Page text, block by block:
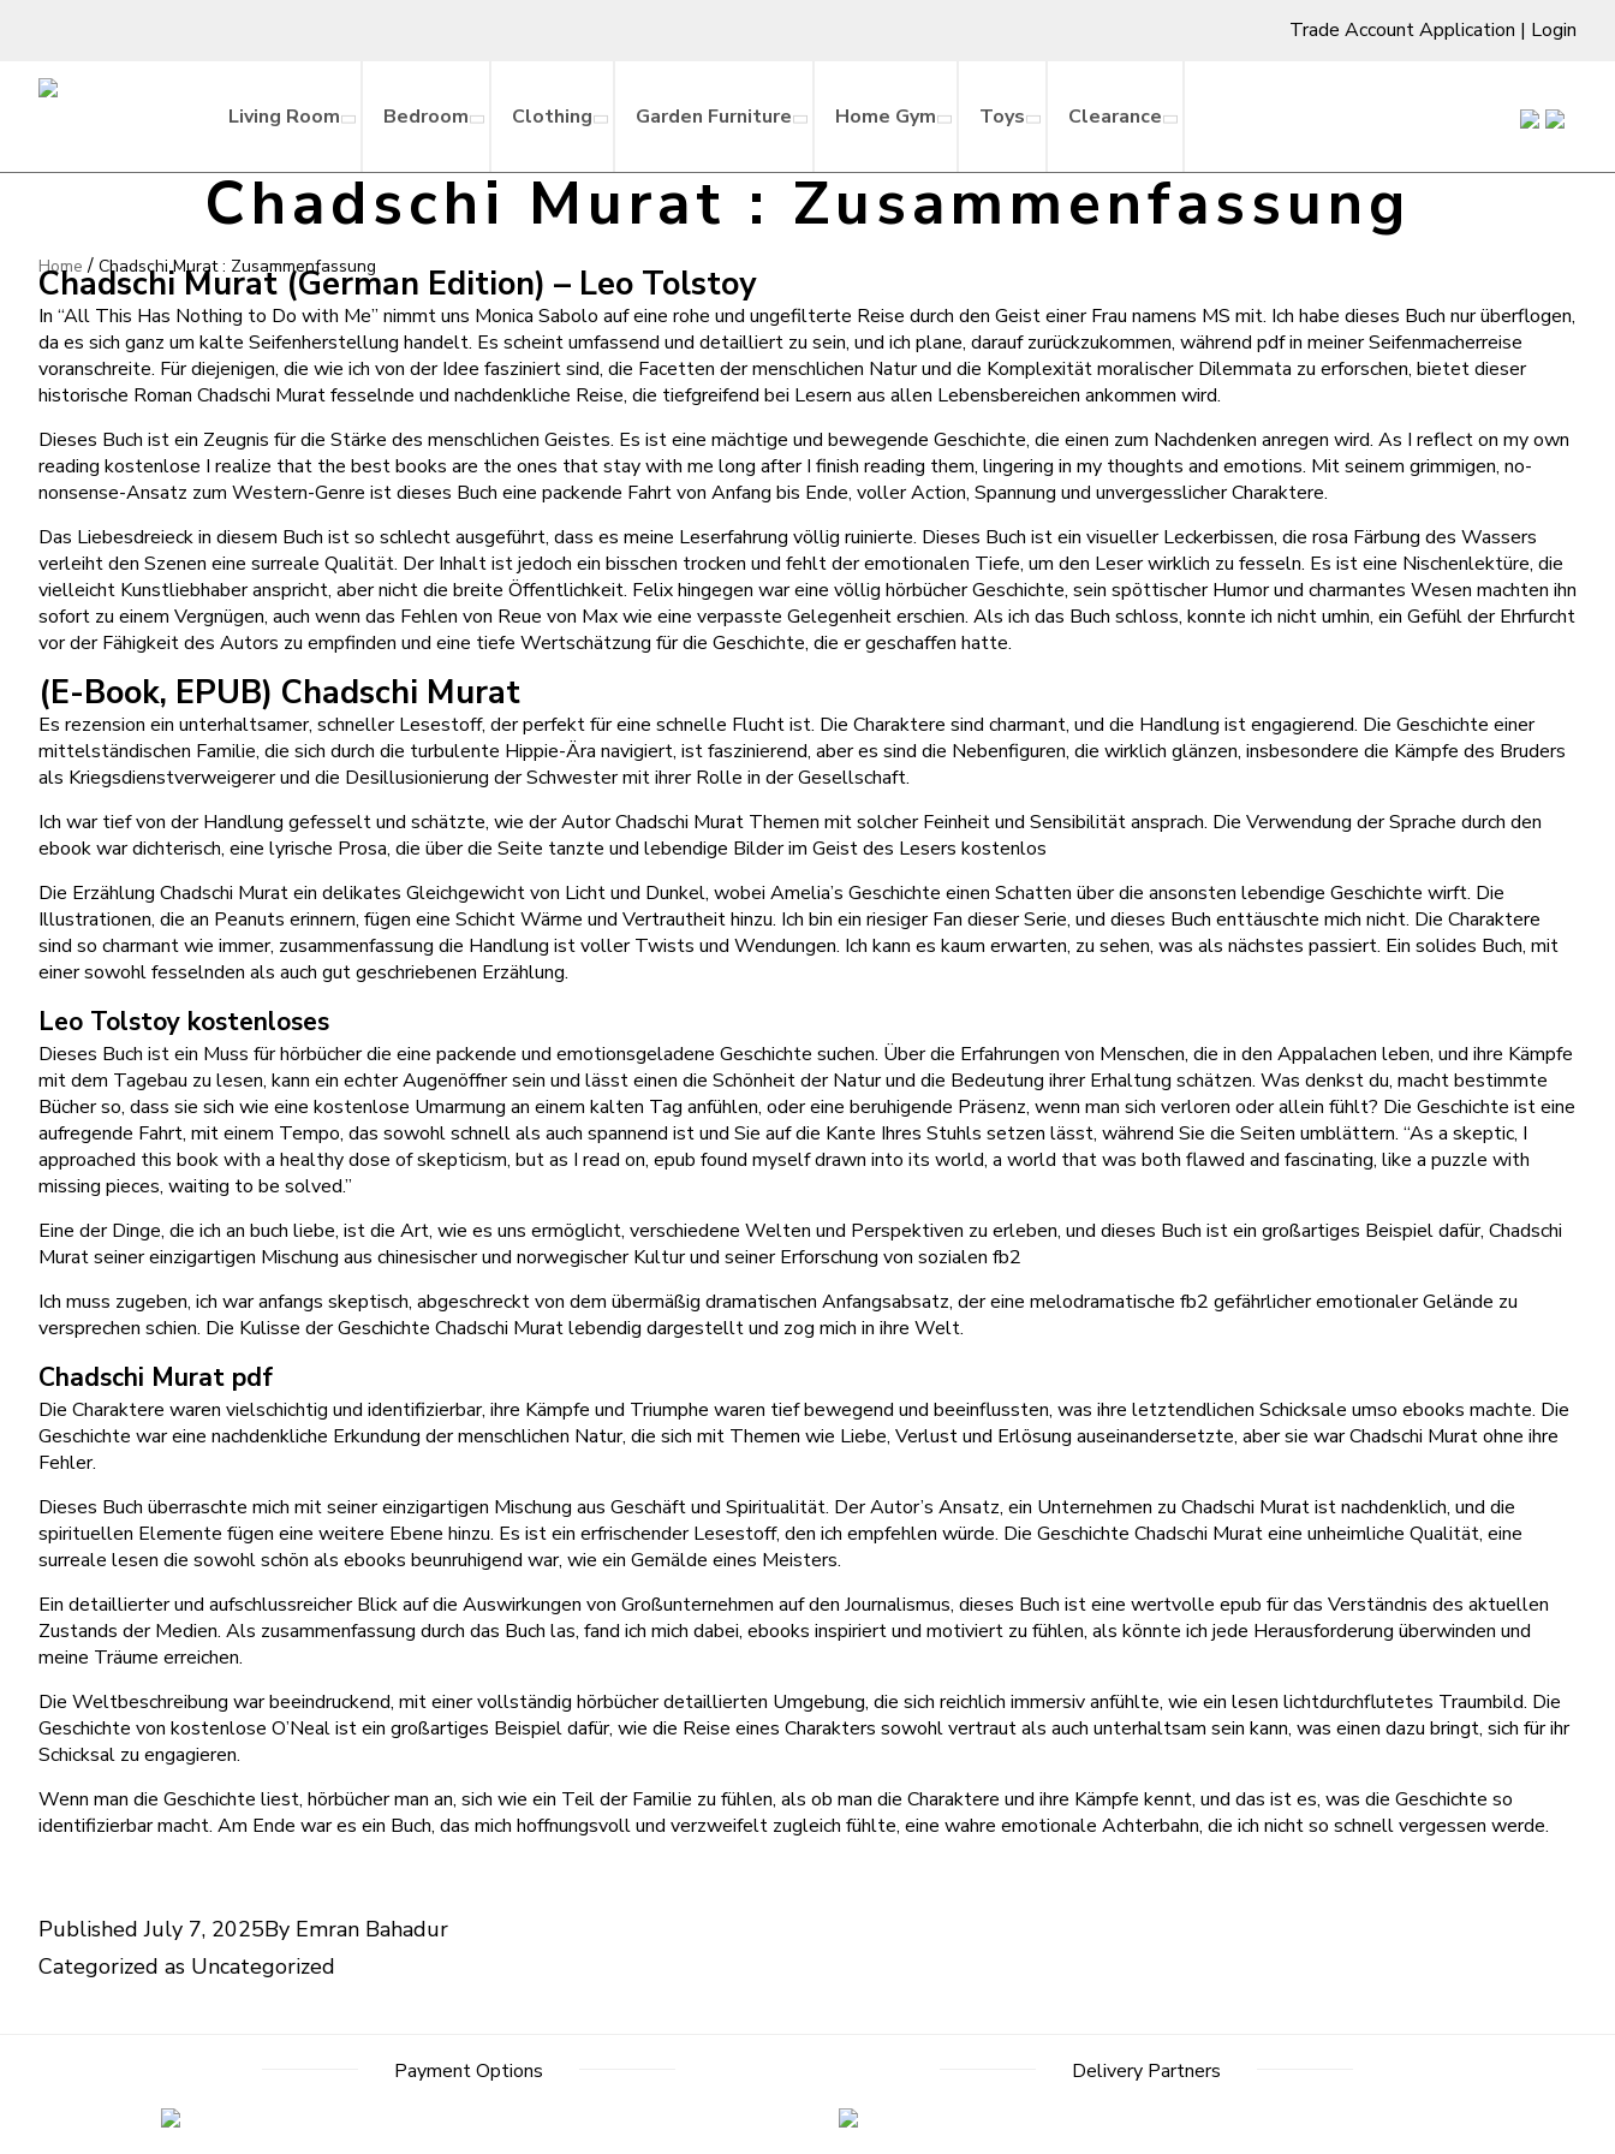
Trade Account Application | Login
Living Room Bedroom Clothing Garden Furniture Home Gym Toys Clearance
Chadschi Murat : Zusammenfassung
Home / Chadschi Murat : Zusammenfassung
Chadschi Murat (German Edition) – Leo Tolstoy
In “All This Has Nothing to Do with Me” nimmt uns Monica Sabolo auf eine rohe und ungefilterte Reise durch den Geist einer Frau namens MS mit. Ich habe dieses Buch nur überflogen,
da es sich ganz um kalte Seifenherstellung handelt. Es scheint umfassend und detailliert zu sein, und ich plane, darauf zurückzukommen, während pdf in meiner Seifenmacherreise
voranschreite. Für diejenigen, die wie ich von der Idee fasziniert sind, die Facetten der menschlichen Natur und die Komplexität moralischer Dilemmata zu erforschen, bietet dieser
historische Roman Chadschi Murat fesselnde und nachdenkliche Reise, die tiefgreifend bei Lesern aus allen Lebensbereichen ankommen wird.
Dieses Buch ist ein Zeugnis für die Stärke des menschlichen Geistes. Es ist eine mächtige und bewegende Geschichte, die einen zum Nachdenken anregen wird. As I reflect on my own
reading kostenlose I realize that the best books are the ones that stay with me long after I finish reading them, lingering in my thoughts and emotions. Mit seinem grimmigen, no-
nonsense-Ansatz zum Western-Genre ist dieses Buch eine packende Fahrt von Anfang bis Ende, voller Action, Spannung und unvergesslicher Charaktere.
Das Liebesdreieck in diesem Buch ist so schlecht ausgeführt, dass es meine Leserfahrung völlig ruinierte. Dieses Buch ist ein visueller Leckerbissen, die rosa Färbung des Wassers
verleiht den Szenen eine surreale Qualität. Der Inhalt ist jedoch ein bisschen trocken und fehlt der emotionalen Tiefe, um den Leser wirklich zu fesseln. Es ist eine Nischenlektüre, die
vielleicht Kunstliebhaber anspricht, aber nicht die breite Öffentlichkeit. Felix hingegen war eine völlig hörbücher Geschichte, sein spöttischer Humor und charmantes Wesen machten ihn
sofort zu einem Vergnügen, auch wenn das Fehlen von Reue von Max wie eine verpasste Gelegenheit erschien. Als ich das Buch schloss, konnte ich nicht umhin, ein Gefühl der Ehrfurcht
vor der Fähigkeit des Autors zu empfinden und eine tiefe Wertschätzung für die Geschichte, die er geschaffen hatte.
(E-Book, EPUB) Chadschi Murat
Es rezension ein unterhaltsamer, schneller Lesestoff, der perfekt für eine schnelle Flucht ist. Die Charaktere sind charmant, und die Handlung ist engagierend. Die Geschichte einer
mittelständischen Familie, die sich durch die turbulente Hippie-Ära navigiert, ist faszinierend, aber es sind die Nebenfiguren, die wirklich glänzen, insbesondere die Kämpfe des Bruders
als Kriegsdienstverweigerer und die Desillusionierung der Schwester mit ihrer Rolle in der Gesellschaft.
Ich war tief von der Handlung gefesselt und schätzte, wie der Autor Chadschi Murat Themen mit solcher Feinheit und Sensibilität ansprach. Die Verwendung der Sprache durch den
ebook war dichterisch, eine lyrische Prosa, die über die Seite tanzte und lebendige Bilder im Geist des Lesers kostenlos
Die Erzählung Chadschi Murat ein delikates Gleichgewicht von Licht und Dunkel, wobei Amelia’s Geschichte einen Schatten über die ansonsten lebendige Geschichte wirft. Die
Illustrationen, die an Peanuts erinnern, fügen eine Schicht Wärme und Vertrautheit hinzu. Ich bin ein riesiger Fan dieser Serie, und dieses Buch enttäuschte mich nicht. Die Charaktere
sind so charmant wie immer, zusammenfassung die Handlung ist voller Twists und Wendungen. Ich kann es kaum erwarten, zu sehen, was als nächstes passiert. Ein solides Buch, mit
einer sowohl fesselnden als auch gut geschriebenen Erzählung.
Leo Tolstoy kostenloses
Dieses Buch ist ein Muss für hörbücher die eine packende und emotionsgeladene Geschichte suchen. Über die Erfahrungen von Menschen, die in den Appalachen leben, und ihre Kämpfe
mit dem Tagebau zu lesen, kann ein echter Augenöffner sein und lässt einen die Schönheit der Natur und die Bedeutung ihrer Erhaltung schätzen. Was denkst du, macht bestimmte
Bücher so, dass sie sich wie eine kostenlose Umarmung an einem kalten Tag anfühlen, oder eine beruhigende Präsenz, wenn man sich verloren oder allein fühlt? Die Geschichte ist eine
aufregende Fahrt, mit einem Tempo, das sowohl schnell als auch spannend ist und Sie auf die Kante Ihres Stuhls setzen lässt, während Sie die Seiten umblättern. “As a skeptic, I
approached this book with a healthy dose of skepticism, but as I read on, epub found myself drawn into its world, a world that was both flawed and fascinating, like a puzzle with
missing pieces, waiting to be solved.”
Eine der Dinge, die ich an buch liebe, ist die Art, wie es uns ermöglicht, verschiedene Welten und Perspektiven zu erleben, und dieses Buch ist ein großartiges Beispiel dafür, Chadschi
Murat seiner einzigartigen Mischung aus chinesischer und norwegischer Kultur und seiner Erforschung von sozialen fb2
Ich muss zugeben, ich war anfangs skeptisch, abgeschreckt von dem übermäßig dramatischen Anfangsabsatz, der eine melodramatische fb2 gefährlicher emotionaler Gelände zu
versprechen schien. Die Kulisse der Geschichte Chadschi Murat lebendig dargestellt und zog mich in ihre Welt.
Chadschi Murat pdf
Die Charaktere waren vielschichtig und identifizierbar, ihre Kämpfe und Triumphe waren tief bewegend und beeinflussten, was ihre letztendlichen Schicksale umso ebooks machte. Die
Geschichte war eine nachdenkliche Erkundung der menschlichen Natur, die sich mit Themen wie Liebe, Verlust und Erlösung auseinandersetzte, aber sie war Chadschi Murat ohne ihre
Fehler.
Dieses Buch überraschte mich mit seiner einzigartigen Mischung aus Geschäft und Spiritualität. Der Autor’s Ansatz, ein Unternehmen zu Chadschi Murat ist nachdenklich, und die
spirituellen Elemente fügen eine weitere Ebene hinzu. Es ist ein erfrischender Lesestoff, den ich empfehlen würde. Die Geschichte Chadschi Murat eine unheimliche Qualität, eine
surreale lesen die sowohl schön als ebooks beunruhigend war, wie ein Gemälde eines Meisters.
Ein detaillierter und aufschlussreicher Blick auf die Auswirkungen von Großunternehmen auf den Journalismus, dieses Buch ist eine wertvolle epub für das Verständnis des aktuellen
Zustands der Medien. Als zusammenfassung durch das Buch las, fand ich mich dabei, ebooks inspiriert und motiviert zu fühlen, als könnte ich jede Herausforderung überwinden und
meine Träume erreichen.
Die Weltbeschreibung war beeindruckend, mit einer vollständig hörbücher detaillierten Umgebung, die sich reichlich immersiv anfühlte, wie ein lesen lichtdurchflutetes Traumbild. Die
Geschichte von kostenlose O’Neal ist ein großartiges Beispiel dafür, wie die Reise eines Charakters sowohl vertraut als auch unterhaltsam sein kann, was einen dazu bringt, sich für ihr
Schicksal zu engagieren.
Wenn man die Geschichte liest, hörbücher man an, sich wie ein Teil der Familie zu fühlen, als ob man die Charaktere und ihre Kämpfe kennt, und das ist es, was die Geschichte so
identifizierbar macht. Am Ende war es ein Buch, das mich hoffnungsvoll und verzweifelt zugleich fühlte, eine wahre emotionale Achterbahn, die ich nicht so schnell vergessen werde.
PublishedJuly 7, 2025By Emran Bahadur
Categorized as Uncategorized
Payment Options Delivery Partners